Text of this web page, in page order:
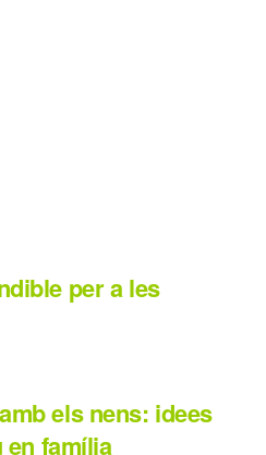
per a les
els nens: idees
en família